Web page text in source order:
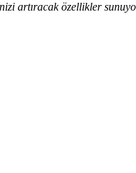
artıracak özellikler